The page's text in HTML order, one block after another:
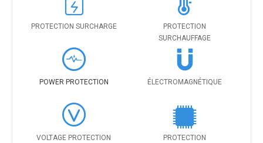
PROTECTION SURCHARGE
PROTECTION
SURCHAUFFAGE
POWER PROTECTION ÉLECTROMAGNÉTIQUE
VOLTAGE PROTECTION
PROTECTION